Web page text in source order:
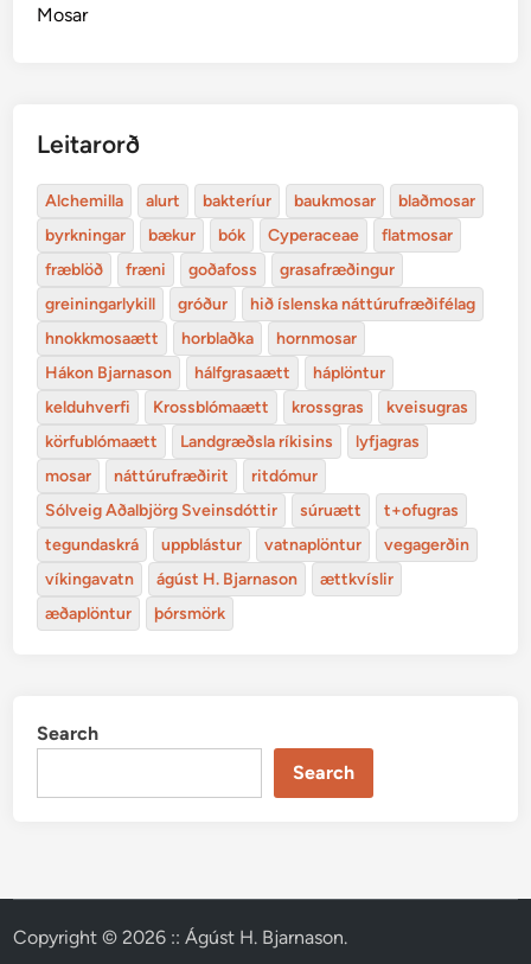
Mosar
Leitarorð
Alchemilla alurt bakteríur baukmosar
blaðmosar
byrkningar
bækur bók Cyperaceae
flatmosar
fræblöð
fræni goðafoss
grasafræðingur
greiningarlykill
gróður
hið íslenska náttúrufræðifélag
hnokkmosaætt
horblaðka
hornmosar
Hákon Bjarnason
hálfgrasaætt
háplöntur
kelduhverfi
Krossblómaætt krossgras
kveisugras
körfublómaætt
Landgræðsla ríkisins
lyfjagras
mosar
náttúrufræðirit
ritdómur
Sólveig Aðalbjörg Sveinsdóttir
súruætt
t+ofugras
tegundaskrá
uppblástur vatnaplöntur
vegagerðin
víkingavatn
ágúst H. Bjarnason
ættkvíslir
æðaplöntur
þórsmörk
Search
Search
Copyright © 2026 :: Ágúst H. Bjarnason.